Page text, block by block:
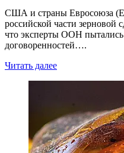
США и страны Евросоюза
российской части зерновой
что эксперты ООН
договоренностей….
Читать далее